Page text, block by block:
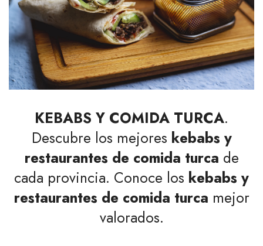
KEBABS Y COMIDA TURCA.
Descubre los mejores kebabs y
restaurantes de comida turca de
cada provincia. Conoce los kebabs y
restaurantes de comida turca mejor
valorados.